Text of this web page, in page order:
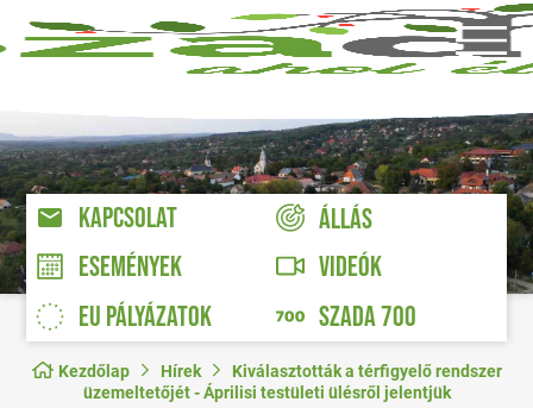
KAPCSOLAT
ÁLLÁS
ESEMÉNYEK
VIDEÓK
EU PÁLYÁZATOK
SZADA 700
Kezdőlap Hírek
Kiválasztották a térfigyelő rendszer
üzemeltetőjét - Áprilisi testületi ülésről jelentjük